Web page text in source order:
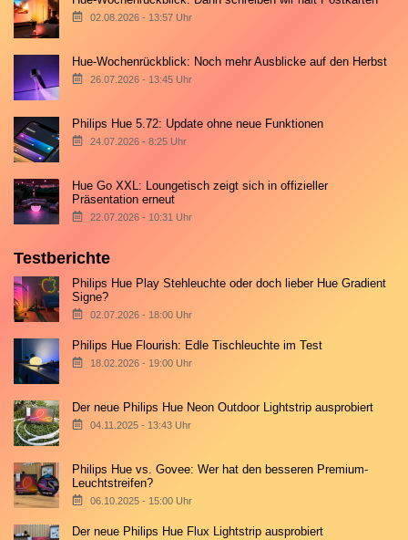
02.08.2026 - 13:57 Uhr
Hue-Wochenrückblick: Noch mehr Ausblicke auf den Herbst
26.07.2026 - 13:45 Uhr
Philips Hue 5.72: Update ohne neue Funktionen
24.07.2026 - 8:25 Uhr
Hue Go XXL: Loungetisch zeigt sich in offizieller
Präsentation erneut
22.07.2026 - 10:31 Uhr
Testberichte
Philips Hue Play Stehleuchte oder doch lieber Hue Gradient
Signe?
02.07.2026 - 18:00 Uhr
Philips Hue Flourish: Edle Tischleuchte im Test
18.02.2026 - 19:00 Uhr
Der neue Philips Hue Neon Outdoor Lightstrip ausprobiert
04.11.2025 - 13:43 Uhr
Philips Hue vs. Govee: Wer hat den besseren Premium-
Leuchtstreifen?
06.10.2025 - 15:00 Uhr
Der neue Philips Hue Flux Lightstrip ausprobiert